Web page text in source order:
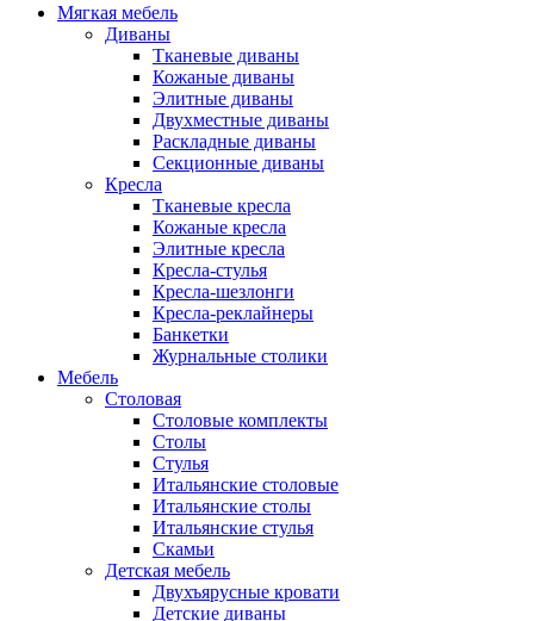
Мягкая мебель
Диваны
Тканевые диваны
Кожаные диваны
Элитные диваны
Двухместные диваны
Раскладные диваны
Секционные диваны
Кресла
Тканевые кресла
Кожаные кресла
Элитные кресла
Кресла-стулья
Кресла-шезлонги
Кресла-реклайнеры
Банкетки
Журнальные столики
Мебель
Столовая
Столовые комплекты
Столы
Стулья
Итальянские столовые
Итальянские столы
Итальянские стулья
Скамьи
Детская мебель
Двухъярусные кровати
Детские диваны